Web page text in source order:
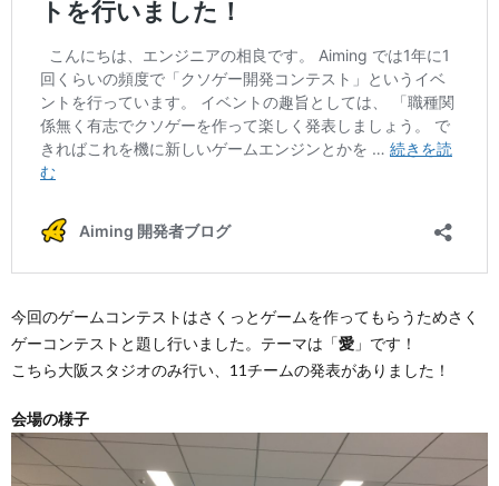
今回のゲームコンテストはさくっとゲームを作ってもらうためさく
ゲーコンテストと題し行いました。テーマは「愛 」です！
こちら大阪スタジオのみ行い、11チームの発表がありました！
会場の様子